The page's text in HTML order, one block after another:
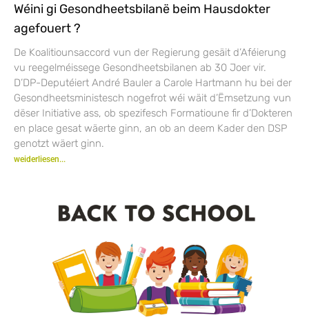
Wéini gi Gesondheetsbilanë beim Hausdokter
agefouert ?
De Koalitiounsaccord vun der Regierung gesäit d’Aféierung
vu reegelméissege Gesondheetsbilanen ab 30 Joer vir.
D’DP-Deputéiert André Bauler a Carole Hartmann hu bei der
Gesondheetsministesch nogefrot wéi wäit d’Ëmsetzung vun
dëser Initiative ass, ob spezifesch Formatioune fir d’Dokteren
en place gesat wäerte ginn, an ob an deem Kader den DSP
genotzt wäert ginn.
weiderliesen...